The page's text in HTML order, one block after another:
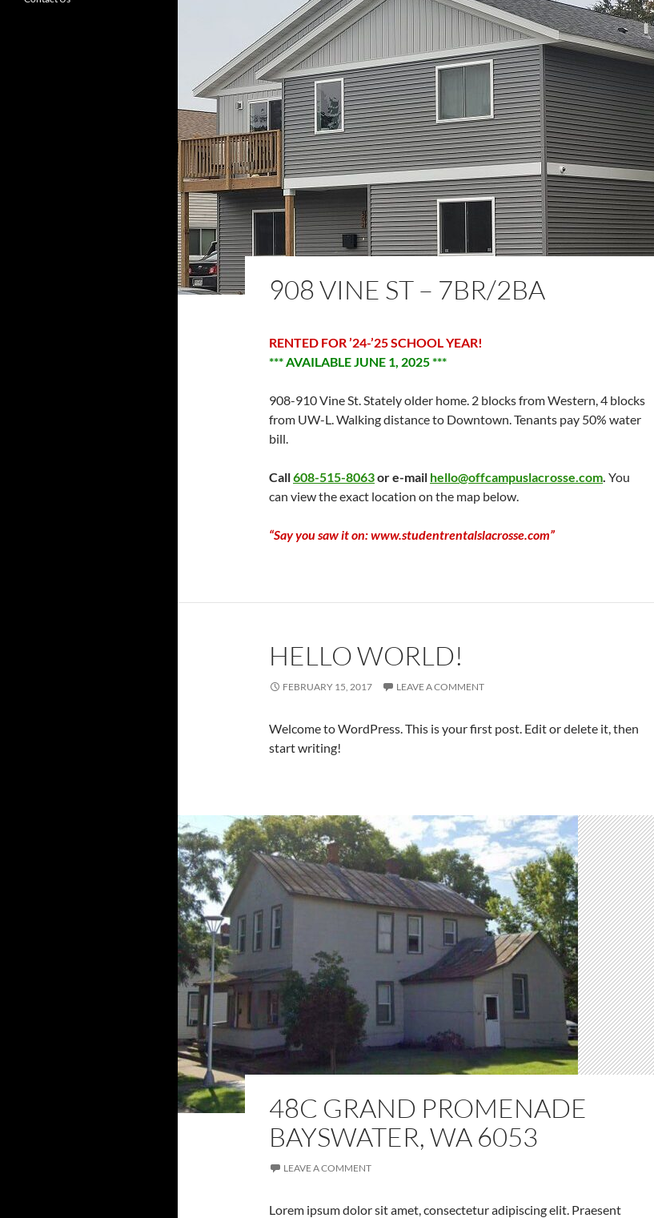
908 VINE ST – 7BR/2BA
RENTED FOR ’24-’25 SCHOOL YEAR!
*** AVAILABLE JUNE 1, 2025 ***
908-910 Vine St. Stately older home. 2 blocks from Western, 4 blocks
from UW-L. Walking distance to Downtown. Tenants pay 50% water
bill.
Call608-515-8063or e-mail hello@offcampuslacrosse.com. You
can view the exact location on the map below.
“Say you saw it on: www.studentrentalslacrosse.com”
HELLO WORLD!
FEBRUARY 15, 2017 LEAVE A COMMENT
Welcome to WordPress. This is your first post. Edit or delete it, then
start writing!
48C GRAND PROMENADE
BAYSWATER, WA 6053
LEAVE A COMMENT
Lorem ipsum dolor sit amet, consectetur adipiscing elit. Praesent